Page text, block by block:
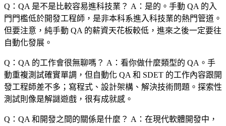
Q：QA 是不是比較容易進科技業？ A：是的。手動 QA 的入
門門檻低於開發工程師，是非本科系進入科技業的熱門管道。
但要注意，純手動 QA 的薪資天花板較低，進來之後一定要往
自動化發展。
Q：QA 的工作會很無聊嗎？ A：看你做什麼類型的 QA。手
動重複測試確實單調，但自動化 QA 和 SDET 的工作內容跟開
發工程師差不多；寫程式、設計架構、解決技術問題。探索性
測試則像是解謎遊戲，很有成就感。
Q：QA 和開發之間的關係是什麼？ A：在現代軟體開發中，